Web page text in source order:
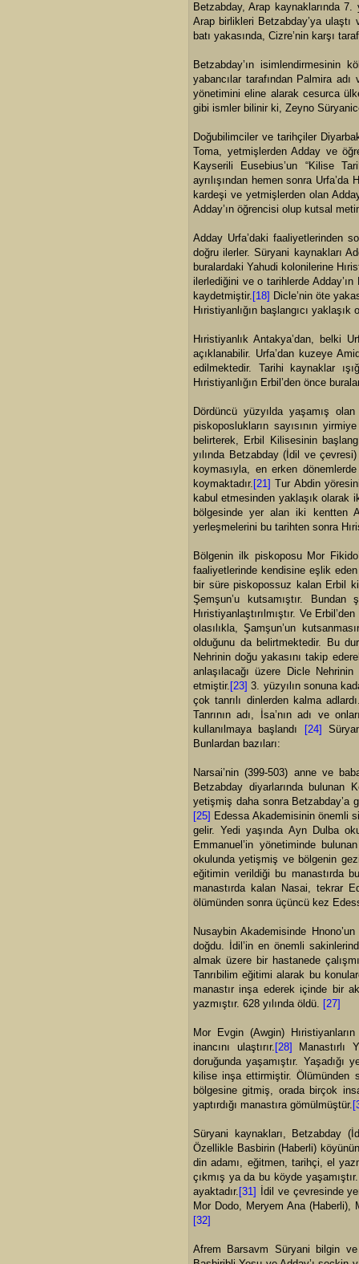
Betzabday, Arap kaynaklarında
Arap birlikleri Betzabday’ya ulaştı
batı yakasında, Cizre’nin karşı
Betzabday’ın isimlendirmesinin
yabancılar tarafından Palmira
yönetimini eline alarak cesurca
gibi ismler bilinir ki, Zeyno
Doğubilimciler ve tarihçiler
Toma, yetmişlerden Adday ve
Kayserili Eusebius’un “Kilise
ayrılışından hemen sonra Urfa’da
kardeşi ve yetmişlerden olan
Adday’ın öğrencisi olup kutsal
Adday Urfa’daki faaliyetlerinden
doğru ilerler. Süryani kaynakları
buralardaki Yahudi kolonilerine
ilerlediğini ve o tarihlerde
kaydetmiştir. [18] Dicle’nin öte
Hıristiyanlığın başlangıcı
Hıristiyanlık Antakya’dan, belki
açıklanabilir. Urfa’dan kuzeye
edilmektedir. Tarihi kaynaklar
Hıristiyanlığın Erbil’den önce
Dördüncü yüzyılda yaşamış
piskoposlukların sayısının
belirterek, Erbil Kilisesinin
yılında Betzabday (İdil ve
koymasıyla, en erken
koymaktadır. [21] Tur Abdin
kabul etmesinden yaklaşık olarak
bölgesinde yer alan iki kentten
yerleşmelerini bu tarihten sonra
Bölgenin ilk piskoposu Mor
faaliyetlerinde kendisine eşlik
bir süre piskopossuz kalan Erbil
Şemşun’u kutsamıştır.
Hıristiyanlaştırılmıştır. Ve
olasılıkla, Şamşun’un
olduğunu da belirtmektedir. Bu
Nehrinin doğu yakasını takip
anlaşılacağı üzere Dicle
etmiştir. [23] 3. yüzyılın sonuna
çok tanrılı dinlerden kalma
Tanrının adı, İsa’nın adı ve
kullanılmaya başlandı
[24]
Bunlardan bazıları:
Narsai’nin (399-503) anne ve
Betzabday diyarlarında bulunan
yetişmiş daha sonra Betzabday’a
[25] Edessa Akademisinin önemli
gelir. Yedi yaşında Ayn Dulba
Emmanuel’in yönetiminde
okulunda yetişmiş ve bölgenin
eğitimin verildiği bu manastırda
manastırda kalan Nasai, tekrar
ölümünden sonra üçüncü kez
Nusaybin Akademisinde
doğdu. İdil’in en önemli
almak üzere bir hastanede
Tanrıbilim eğitimi alarak bu
manastır inşa ederek içinde bir
yazmıştır. 628 yılında öldü. [27]
Mor Evgin (Awgin)
inancını ulaştırır. [28]
Manastırlı
doruğunda yaşamıştır. Yaşadığı
kilise inşa ettirmiştir. Ölümünden
bölgesine gitmiş, orada birçok
yaptırdığı manastıra gömülmüştür.
Süryani kaynakları, Betzabday
Özellikle Basbirin (Haberli)
din adamı, eğitmen, tarihçi, el
çıkmış ya da bu köyde
ayaktadır. [31]
İdil ve çevresinde
Mor Dodo, Meryem Ana
[32]
Afrem Barsavm Süryani bilgin